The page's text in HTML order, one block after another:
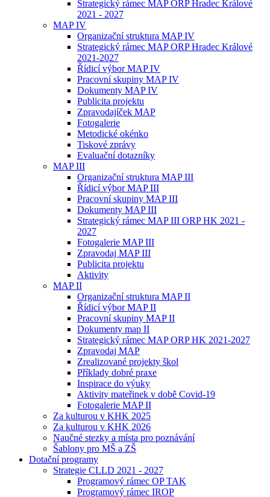
Strategický rámec MAP ORP Hradec Králové
2021 - 2027
MAP IV
Organizační struktura MAP IV
Strategický rámec MAP ORP Hradec Králové
2021-2027
Řídicí výbor MAP IV
Pracovní skupiny MAP IV
Dokumenty MAP IV
Publicita projektu
Zpravodajíček MAP
Fotogalerie
Metodické okénko
Tiskové zprávy
Evaluační dotazníky
MAP III
Organizační struktura MAP III
Řídicí výbor MAP III
Pracovní skupiny MAP III
Dokumenty MAP III
Strategický rámec MAP III ORP HK 2021 -
2027
Fotogalerie MAP III
Zpravodaj MAP III
Publicita projektu
Aktivity
MAP II
Organizační struktura MAP II
Řídicí výbor MAP II
Pracovní skupiny MAP II
Dokumenty map II
Strategický rámec MAP ORP HK 2021-2027
Zpravodaj MAP
Zrealizované projekty škol
Příklady dobré praxe
Inspirace do výuky
Aktivity mateřinek v době Covid-19
Fotogalerie MAP II
Za kulturou v KHK 2025
Za kulturou v KHK 2026
Naučné stezky a místa pro poznávání
Šablony pro MŠ a ZŠ
Dotační programy
Strategie CLLD 2021 - 2027
Programový rámec OP TAK
Programový rámec IROP